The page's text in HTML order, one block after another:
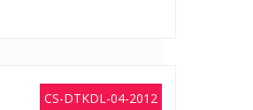
CS-DTKDL-04-2012